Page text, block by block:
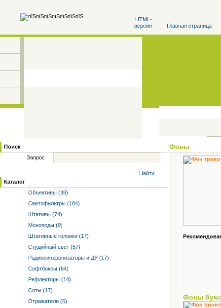
HTML-
версия
Главная страница
Поиск
Запрос
Найти
Каталог
Объективы (38)
Светофильтры (104)
Штативы (74)
Моноподы (9)
Штативные головки (17)
Студийный свет (57)
Радиосинхронизаторы и ДУ (17)
Софтбоксы (64)
Рефлекторы (14)
Соты (17)
Отражатели (6)
Фоны
Фоны